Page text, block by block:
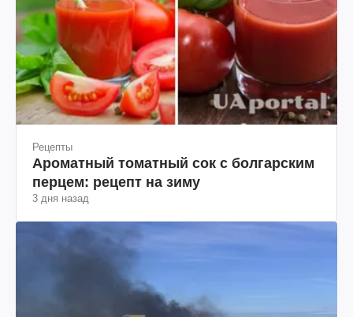
Рецепты
Ароматный томатный сок с болгарским
перцем: рецепт на зиму
3 дня назад